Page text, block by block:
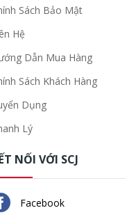
Sách Bảo Mật
Hệ
Dẫn Mua Hàng
Sách Khách Hàng
Dụng
Lý
NỐI VỚI SCJ
Facebook